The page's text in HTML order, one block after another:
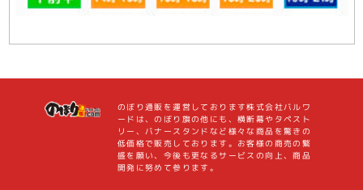
のぼり通販を運営しております株式会社バルワ
ードは、のぼり旗の他にも、横断幕やタペスト
リー、バナースタンドなど様々な商品を驚きの
低価格で販売しております。お客様の商売の繁
盛を願い、今後も更なるサービスの向上、商品
開発に努めて参ります。